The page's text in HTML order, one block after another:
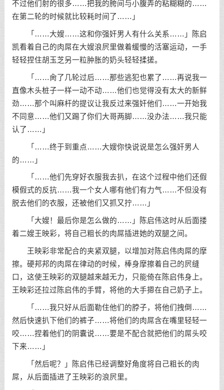
不过他们射的很多……把我的胯间与小腹弄的粘糊糊的……
在第二轮的时候就比较耗时间了……」
「……大嫂……这和你强奸男人有什么关系……」陈启
凯看着自己的肉屌在大嫂浪屄里做着缓慢的活塞运动，一手
轻轻捏住胡玉芝另一粒肿胀的奶头轻轻揉搓。
「……肏了几轮过后……那些逃犯也累了……再说我一
直像木头桩子一样一动不动……他们也觉得没有太大的新鲜
劲……那个叫麻杆的提议让我反过来强奸他们……一开始我
不同意……他们又踢了你们大哥两脚……没办法……我只能
认了……」
「……终于到重点……大嫂你快说说是怎么强奸男人
的……」
「……他们先穿好衣服我去扒，在这个过程中他们还假
模假式的反抗……我一个女人哪有他们有力气……不但没有
脱去他们的衣服，还被他们又抓又拧……」
「大嫂！最后你是怎么做的……」陈启伟这时从后面搂
着二嫂王映彩，将自己粗长的肉屌插进她的双腿之间。
王映彩非常配合的夹紧双腿，以增加对陈启伟肉屌的摩
擦。硬邦邦的肉屌在律动的时候，棒身摩擦着自己的屄缝
口，这使王映彩的双腿越来越无力，只能倚在陈启伟身上。
王映彩还拉过陈启伟的手臂，将他的大手摁在自己奶子上。
「……我只好从后面勒住他们的脖子，将他们拽倒……
然后快速扒下他们的裤子……将他们的肉屌含在嘴里轻轻一
咬……捏着他们的阴囊说……要是不配合就把他们的屌头咬
下来……」
「然后呢？」陈启伟已经调整好角度将自己粗长的肉
屌，从后面插进了王映彩的浪屄里。